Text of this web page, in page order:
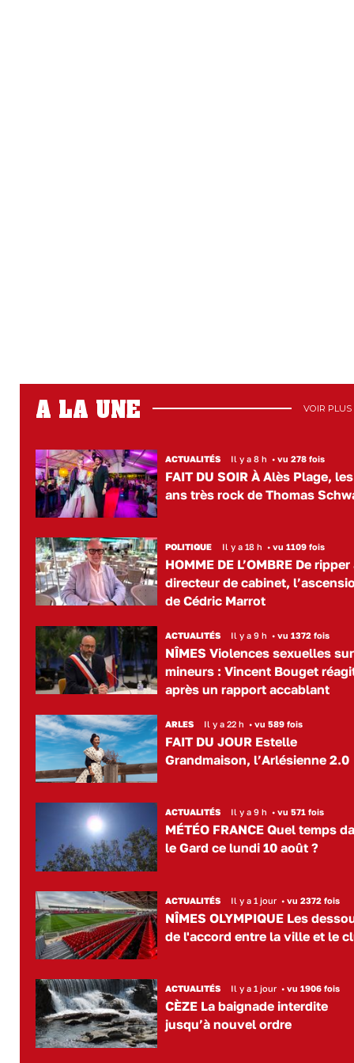
A LA UNE VOIR PLUS
ACTUALITÉS Il y a 8 h • vu 278 fois
FAIT DU SOIR À Alès Plage,
ans très rock de Thomas
POLITIQUE Il y a 18 h • vu 1109 fois
HOMME DE L’OMBRE De ripper
directeur de cabinet,
de Cédric Marrot
ACTUALITÉS Il y a 9 h • vu 1372 fois
NÎMES Violences sexuelles sur
mineurs : Vincent Bouget
après un rapport accablant
ARLES Il y a 22 h • vu 589 fois
FAIT DU JOUR Estelle
Grandmaison, l’Arlésienne 2.0
ACTUALITÉS Il y a 9 h • vu 571 fois
MÉTÉO FRANCE Quel temps
le Gard ce lundi 10 août ?
ACTUALITÉS Il y a 1 jour • vu 2372 fois
NÎMES OLYMPIQUE Les
de l'accord entre la ville et le
ACTUALITÉS Il y a 1 jour • vu 1906 fois
CÈZE La baignade interdite
jusqu’à nouvel ordre